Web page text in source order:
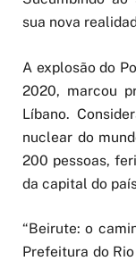
sua nova
A explosão do
2020, marcou
Líbano.
nuclear do
200 pessoas,
da capital do
“Beirute: o
Prefeitura do